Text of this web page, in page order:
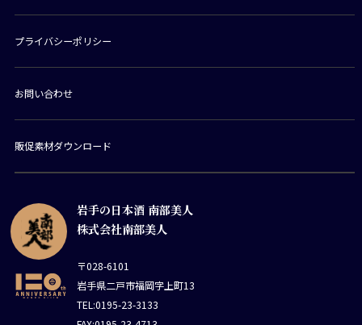
岩手の日本酒 南部美人
株式会社南部美人
〒028-6101
岩手県二戸市福岡字上町13
TEL:0195-23-3133
プライバシーポリシー
お問い合わせ
販促素材ダウンロード